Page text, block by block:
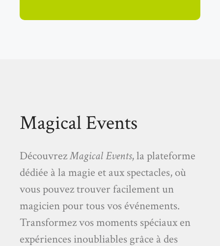
Magical Events
DécouvrezMagical Events, la plateforme
dédiée à la magie et aux spectacles, où
vous pouvez trouver facilement un
magicien pour tous vos événements.
Transformez vos moments spéciaux en
expériences inoubliables grâce à des